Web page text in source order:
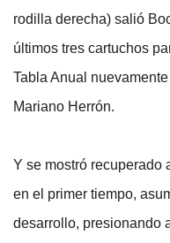
rodilla derecha) salió
últimos tres cartuchos
Tabla Anual
Mariano Herrón.
Y se mostró recuperado
en el primer tiempo,
desarrollo, presionando